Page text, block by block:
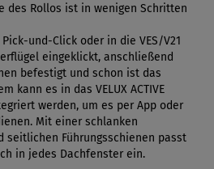
des Rollos ist in wenigen Schritten
und-Click oder in die VES/V21
eingeklickt, anschließend
befestigt und schon ist das
kann es in das VELUX ACTIVE
werden, um es per App oder
Mit einer schlanken
seitlichen Führungsschienen passt
in jedes Dachfenster ein.